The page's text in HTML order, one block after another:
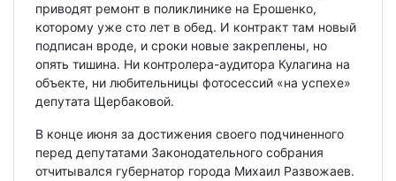
приводят ремонт в поликлинике на Ерошенко,
которому уже сто лет в обед. И контракт там новый
подписан вроде, и сроки новые закреплены, но
опять тишина. Ни контролера-аудитора Кулагина на
объекте, ни любительницы фотосессий «на успехе»
депутата Щербаковой.
В конце июня за достижения своего подчиненного
перед депутатами Законодательного собрания
отчитывался губернатор города Михаил Развожаев.